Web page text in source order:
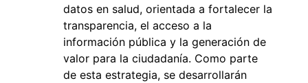
datos en salud, orientada a fortalecer la
transparencia, el acceso a la
información pública y la generación de
valor para la ciudadanía. Como parte
de esta estrategia, se desarrollarán